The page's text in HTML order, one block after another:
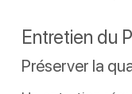
Entretien du
Préserver la